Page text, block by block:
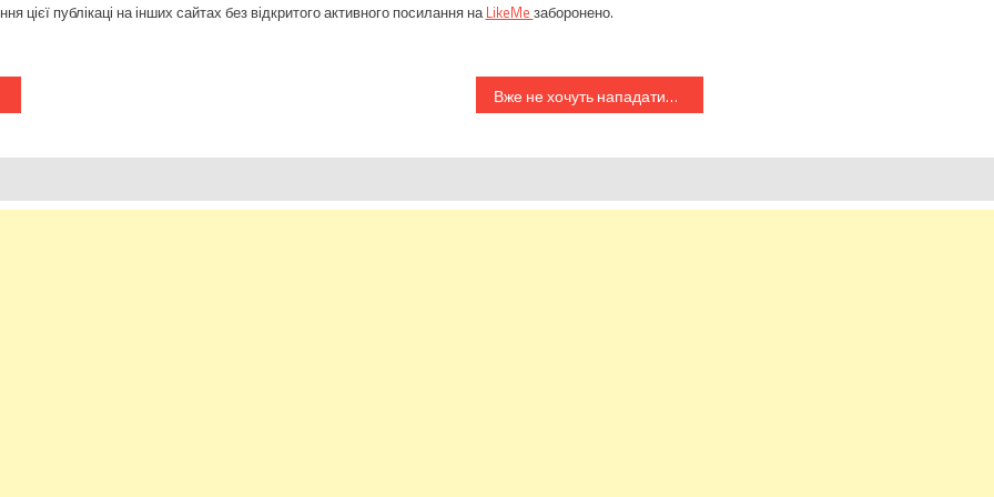
цієї публікаці на інших сайтах без відкритого активного посилання наLikeMe заборонено.
Вже не хочуть нападати… ЗСУ на Донеччині обнулили близько 300 окупантів…